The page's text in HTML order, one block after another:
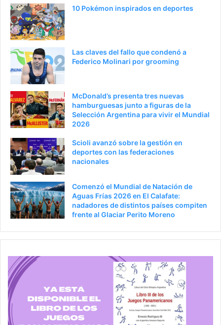
e
o
r
p
i
n
10 Pokémon inspirados en deportes
Las claves del fallo que condenó a
Federico Molinari por grooming
McDonald’s presenta tres nuevas
hamburguesas junto a figuras de la
Selección Argentina para vivir el Mundial
2026
Scioli avanzó sobre la gestión en
deportes con las federaciones
nacionales
Comenzó el Mundial de Natación de
Aguas Frías 2026 en El Calafate:
nadadores de distintos países compiten
frente al Glaciar Perito Moreno